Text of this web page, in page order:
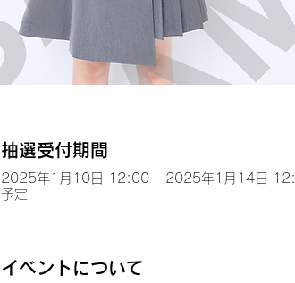
抽選受付期間
2025年1月10日 12:00 – 2025年1月14日
予定
イベントについて